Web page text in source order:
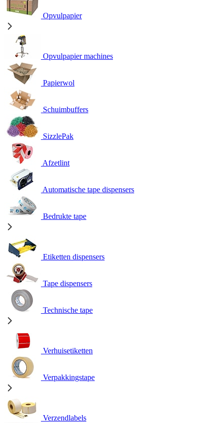
Opvulpapier
Opvulpapier machines
Papierwol
Schuimbuffers
SizzlePak
Afzetlint
Automatische tape dispensers
Bedrukte tape
Etiketten dispensers
Tape dispensers
Technische tape
Verhuisetiketten
Verpakkingstape
Verzendlabels